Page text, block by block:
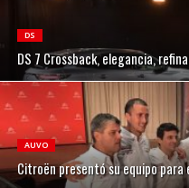
DS
DS 7 Crossback, elegancia,
AUVO
Citroën presentó su equipo